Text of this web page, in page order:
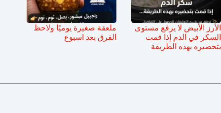
الأرز الأبيض لا يرفع مستوى
السكر في الدم إذا قمت
بتحضيره بهذه الطريقة
ملعقة صغيرة يوميًا ولاحظ
الفرق بعد اسبوع